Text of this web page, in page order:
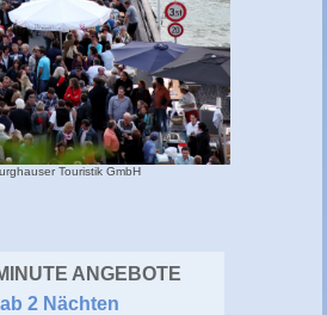
Touristik GmbH
ANGEBOTE
ab 2 Nächten